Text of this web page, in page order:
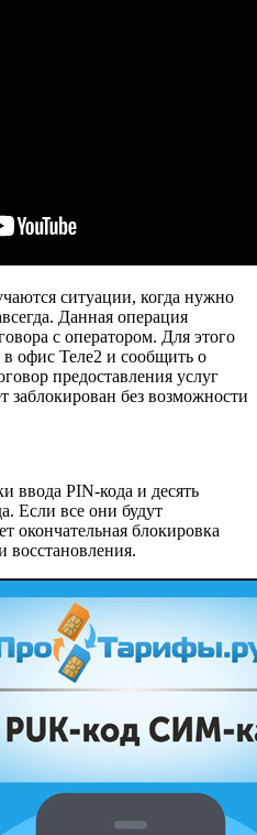
ситуации, когда нужно
Данная операция
с оператором. Для этого
в офис Теле2 и сообщить о
предоставления услуг
заблокирован без возможности
ввода PIN-кода и десять
Если все они будут
окончательная блокировка
восстановления.